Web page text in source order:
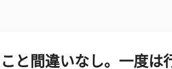
と間違いなし。一度は